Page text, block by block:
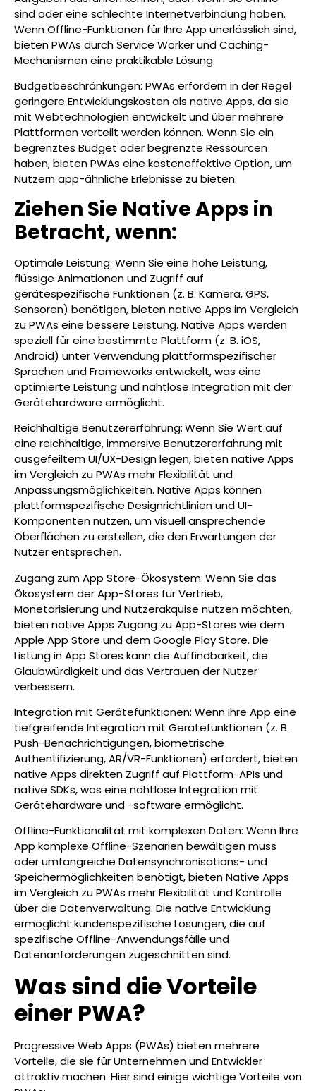
sind oder eine schlechte Internetverbindung haben.
Wenn Offline-Funktionen für Ihre App unerlässlich sind,
bieten PWAs durch Service Worker und Caching-
Mechanismen eine praktikable Lösung.
Budgetbeschränkungen: PWAs erfordern in der Regel
geringere Entwicklungskosten als native Apps, da sie
mit Webtechnologien entwickelt und über mehrere
Plattformen verteilt werden können. Wenn Sie ein
begrenztes Budget oder begrenzte Ressourcen
haben, bieten PWAs eine kosteneffektive Option, um
Nutzern app-ähnliche Erlebnisse zu bieten.
Ziehen Sie Native Apps in
Betracht, wenn:
Optimale Leistung: Wenn Sie eine hohe Leistung,
flüssige Animationen und Zugriff auf
gerätespezifische Funktionen (z. B. Kamera, GPS,
Sensoren) benötigen, bieten native Apps im Vergleich
zu PWAs eine bessere Leistung. Native Apps werden
speziell für eine bestimmte Plattform (z. B. iOS,
Android) unter Verwendung plattformspezifischer
Sprachen und Frameworks entwickelt, was eine
optimierte Leistung und nahtlose Integration mit der
Gerätehardware ermöglicht.
Reichhaltige Benutzererfahrung:Wenn Sie Wert auf
eine reichhaltige, immersive Benutzererfahrung mit
ausgefeiltem UI/UX-Design legen, bieten native Apps
im Vergleich zu PWAs mehr Flexibilität und
Anpassungsmöglichkeiten. Native Apps können
plattformspezifische Designrichtlinien und UI-
Komponenten nutzen, um visuell ansprechende
Oberflächen zu erstellen, die den Erwartungen der
Nutzer entsprechen.
Zugang zum App Store-Ökosystem:Wenn Sie das
Ökosystem der App-Stores für Vertrieb,
Monetarisierung und Nutzerakquise nutzen möchten,
bieten native Apps Zugang zu App-Stores wie dem
Apple App Store und dem Google Play Store. Die
Listung in App Stores kann die Auffindbarkeit, die
Glaubwürdigkeit und das Vertrauen der Nutzer
verbessern.
Integration mit Gerätefunktionen: Wenn Ihre App eine
tiefgreifende Integration mit Gerätefunktionen (z. B.
Push-Benachrichtigungen, biometrische
Authentifizierung, AR/VR-Funktionen) erfordert, bieten
native Apps direkten Zugriff auf Plattform-APIs und
native SDKs, was eine nahtlose Integration mit
Gerätehardware und -software ermöglicht.
Offline-Funktionalität mit komplexen Daten: Wenn Ihre
App komplexe Offline-Szenarien bewältigen muss
oder umfangreiche Datensynchronisations- und
Speichermöglichkeiten benötigt, bieten Native Apps
im Vergleich zu PWAs mehr Flexibilität und Kontrolle
über die Datenverwaltung. Die native Entwicklung
ermöglicht kundenspezifische Lösungen, die auf
spezifische Offline-Anwendungsfälle und
Datenanforderungen zugeschnitten sind.
Was sind die Vorteile
einer PWA?
Progressive Web Apps (PWAs) bieten mehrere
Vorteile, die sie für Unternehmen und Entwickler
attraktiv machen. Hier sind einige wichtige Vorteile von